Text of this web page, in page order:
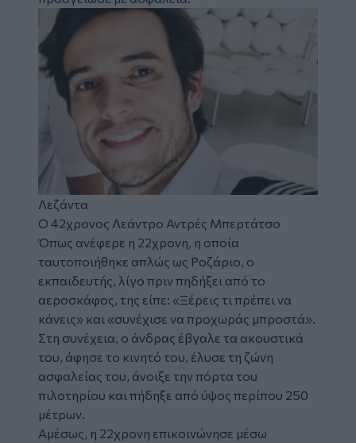
Image
Λεζάντα
Ο 42χρονος Λεάντρο Αντρές Μπερτάτσο
Όπως ανέφερε η 22χρονη, η οποία
ταυτοποιήθηκε απλώς ως Ροζάριο, ο
εκπαιδευτής, λίγο πριν πηδήξει από το
αεροσκάφος, της είπε: «Ξέρεις τι πρέπει να
κάνεις» και «συνέχισε να προχωράς μπροστά».
Στη συνέχεια, ο άνδρας έβγαλε τα ακουστικά
του, άφησε το κινητό του, έλυσε τη ζώνη
ασφαλείας του, άνοιξε την πόρτα του
πιλοτηρίου και πήδηξε από ύψος περίπου 250
μέτρων.
Αμέσως, η 22χρονη επικοινώνησε μέσω